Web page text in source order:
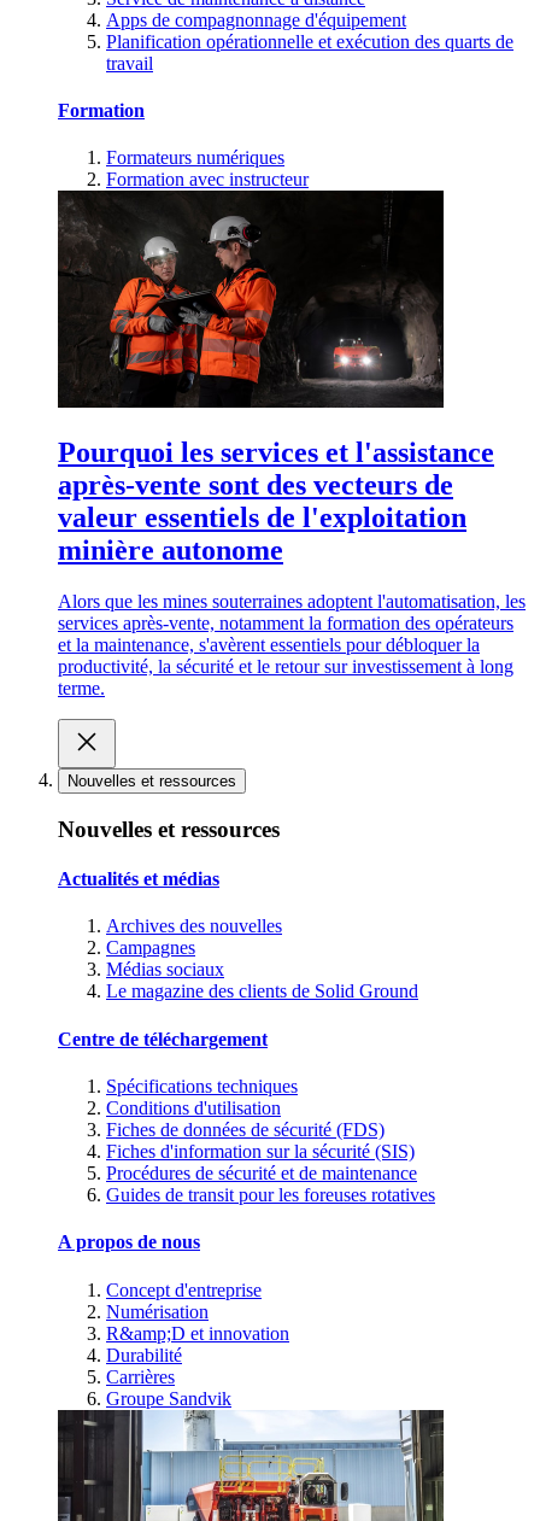
Apps de compagnonnage d'équipement
Planification opérationnelle et exécution des quarts de
travail
Formation
Formateurs numériques
Formation avec instructeur
Pourquoi les services et l'assistance
après-vente sont des vecteurs de
valeur essentiels de l'exploitation
minière autonome
Alors que les mines souterraines adoptent l'automatisation, les
services après-vente, notamment la formation des opérateurs
et la maintenance, s'avèrent essentiels pour débloquer la
productivité, la sécurité et le retour sur investissement à long
terme.
Nouvelles et ressources
Nouvelles et ressources
Actualités et médias
Archives des nouvelles
Campagnes
Médias sociaux
Le magazine des clients de Solid Ground
Centre de téléchargement
Spécifications techniques
Conditions d'utilisation
Fiches de données de sécurité (FDS)
Fiches d'information sur la sécurité (SIS)
Procédures de sécurité et de maintenance
Guides de transit pour les foreuses rotatives
A propos de nous
Concept d'entreprise
Numérisation
R&amp;D et innovation
Durabilité
Carrières
Groupe Sandvik